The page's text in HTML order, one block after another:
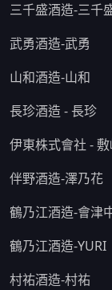
三千盛酒造-三千
武勇酒造-武勇
山和酒造-山和
長珍酒造 - 長珍
伊東株式會社 -
伴野酒造-澤乃花
鶴乃江酒造-會津
鶴乃江酒造-YURI
村祐酒造-村祐